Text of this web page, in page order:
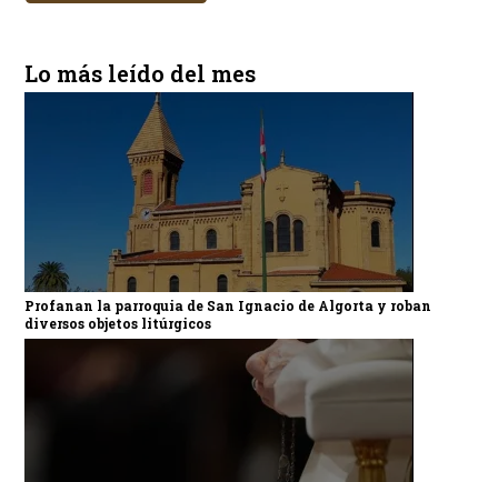
Lo más leído del mes
Profanan la parroquia de San Ignacio de Algorta y roban
diversos objetos litúrgicos